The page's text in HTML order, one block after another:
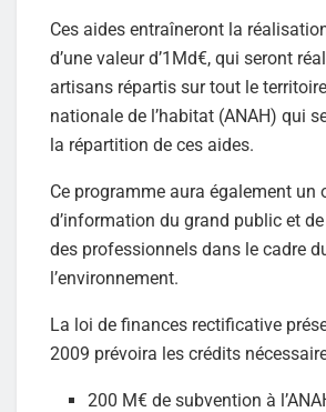
Ces aides entraîneront la
d’une valeur d’1Md€, qui seront
artisans répartis sur tout le territoire.
nationale de l’habitat (ANAH) qui
la répartition de ces aides.
Ce programme aura également un
d’information du grand public et
des professionnels dans le cadre
l’environnement.
La loi de finances rectificative
2009 prévoira les crédits
200 M€ de subvention à